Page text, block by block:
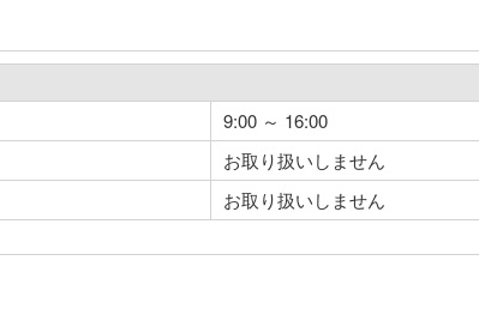
9:00 ～ 16:00
お取り扱いしません
お取り扱いしません